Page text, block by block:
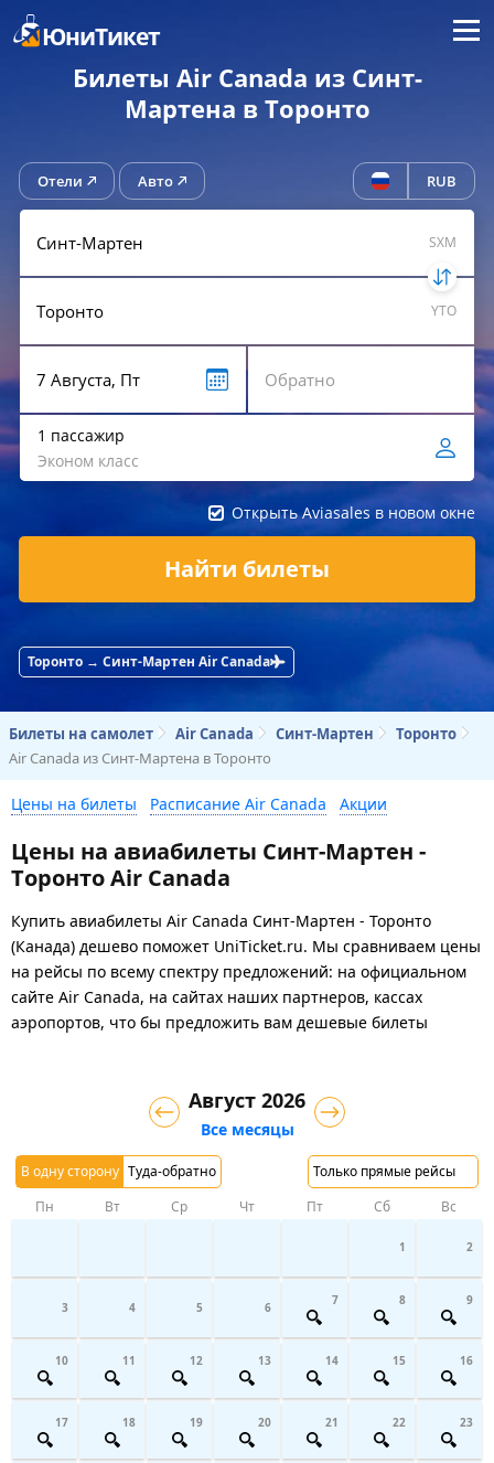
ЮниТикет Меню
Билеты Air Canada из Синт-
Мартена в Торонто
Отели Авто RUB
SXM
YTO
1 пассажир
Эконом класс
Открыть Aviasales в новом окне
Найти билеты
Торонто → Синт-Мартен Air Canada
Билеты на самолет Air Canada Синт-Мартен
Торонто
Air Canada из Синт-Мартена в Торонто
Цены на билеты Расписание Air Canada Акции
Цены на авиабилеты Синт-Мартен -
Торонто Air Canada
Купить авиабилеты Air Canada Синт-Мартен - Торонто
(Канада) дешево поможет UniTicket.ru. Мы сравниваем цены
на рейсы по всему спектру предложений: на официальном
сайте Air Canada, на сайтах наших партнеров, кассах
аэропортов, что бы предложить вам дешевые билеты
В одну сторону Туда-обратно Только прямые рейсы
Август 2026
Все месяцы
Пн Вт Ср Чт Пт Сб Вс
1 2
3 4 5 6 7 8 9
10 11 12 13 14 15 16
17 18 19 20 21 22 23